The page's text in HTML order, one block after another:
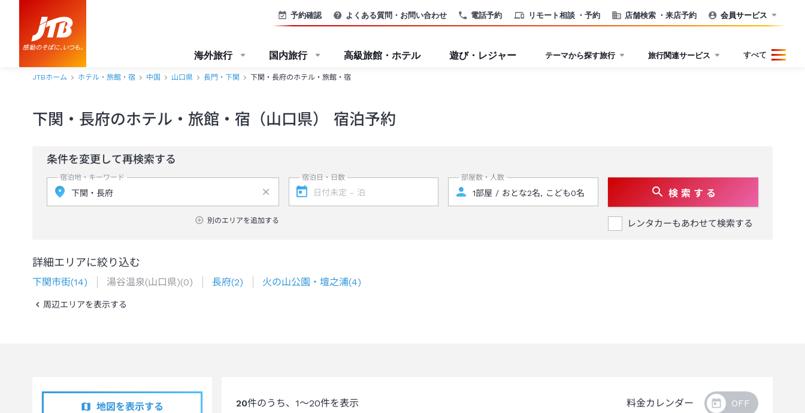
電話予約 リモート相談 ・予約 店舗検索 ・来店予約
予約確認 よくある質問・お問い合わせ 会員サービス
海外旅行 国内旅行 高級旅館・ホテル 遊び・レジャー テーマから探す旅行 旅行関連サービス すべて
JTBホーム ホテル・旅館・宿 中国 山口県 長門・下関 下関・長府のホテル・旅館・宿
下関・長府のホテル・旅館・宿（山口県） 宿泊予約
条件を変更して再検索する
宿泊地・キーワード
別のエリアを追加する
宿泊日・日数 部屋数・人数
検 索 す る
レンタカーもあわせて検索する
詳細エリアに絞り込む
下関市街(14) 湯谷温泉(山口県)(0) 長府(2) 火の山公園・壇之浦(4)
周辺エリアを表示する
地図を表示する 20件のうち、 1～20件を表示 料金カレンダー